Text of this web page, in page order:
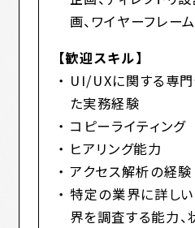
画、ワイヤーフレー
【歓迎スキル】
UI/UXに関する専
た実務経験
コピーライティング
ヒアリング能力
アクセス解析の経験
特定の業界に詳しい
界を調査する能力